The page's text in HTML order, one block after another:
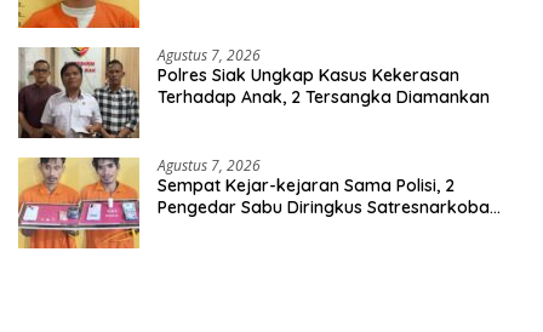
Agustus 7, 2026
Polres Siak Ungkap Kasus Kekerasan
Terhadap Anak, 2 Tersangka Diamankan
Agustus 7, 2026
Sempat Kejar-kejaran Sama Polisi, 2
Pengedar Sabu Diringkus Satresnarkoba